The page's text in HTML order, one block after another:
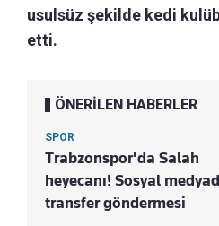
usulsüz şekilde kedi
etti.
ÖNERİLEN HABERLER
SPOR
Trabzonspor'da Salah
heyecanı! Sosyal
transfer göndermesi